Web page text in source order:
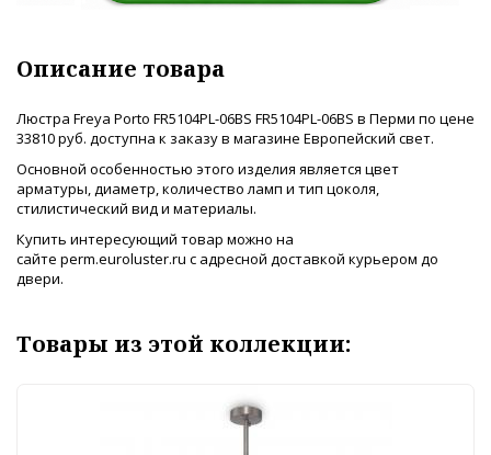
Описание товара
Люстра Freya Porto FR5104PL-06BS FR5104PL-06BS в Перми по цене
33810 руб. доступна к заказу в магазине Европейский свет.
Основной особенностью этого изделия является цвет
арматуры, диаметр, количество ламп и тип цоколя,
стилистический вид и материалы.
Купить интересующий товар можно на
сайте perm.euroluster.ru с адресной доставкой курьером до
двери.
Товары из этой коллекции: